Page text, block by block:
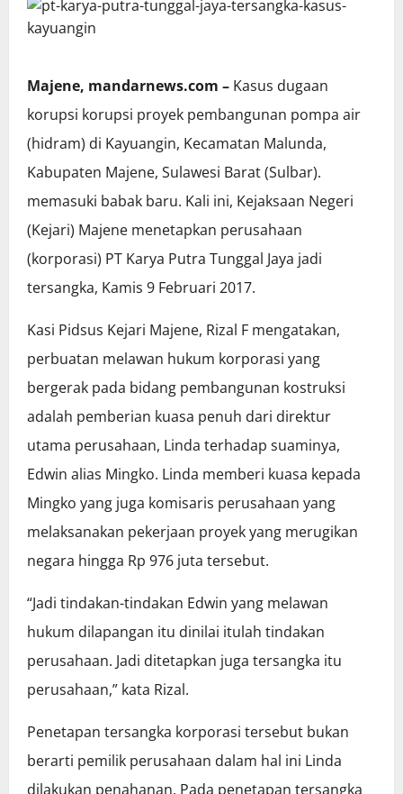
Majene, mandarnews.com – Kasus dugaan
korupsi korupsi proyek pembangunan pompa air
(hidram) di Kayuangin, Kecamatan Malunda,
Kabupaten Majene, Sulawesi Barat (Sulbar).
memasuki babak baru. Kali ini, Kejaksaan Negeri
(Kejari) Majene menetapkan perusahaan
(korporasi) PT Karya Putra Tunggal Jaya jadi
tersangka, Kamis 9 Februari 2017.
Kasi Pidsus Kejari Majene, Rizal F mengatakan,
perbuatan melawan hukum korporasi yang
bergerak pada bidang pembangunan kostruksi
adalah pemberian kuasa penuh dari direktur
utama perusahaan, Linda terhadap suaminya,
Edwin alias Mingko. Linda memberi kuasa kepada
Mingko yang juga komisaris perusahaan yang
melaksanakan pekerjaan proyek yang merugikan
negara hingga Rp 976 juta tersebut.
“Jadi tindakan-tindakan Edwin yang melawan
hukum dilapangan itu dinilai itulah tindakan
perusahaan. Jadi ditetapkan juga tersangka itu
perusahaan,” kata Rizal.
Penetapan tersangka korporasi tersebut bukan
berarti pemilik perusahaan dalam hal ini Linda
dilakukan penahanan. Pada penetapan tersangka